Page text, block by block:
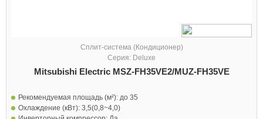
Сплит-система (Кондиционер)
Серия: Deluxe
Mitsubishi Electric MSZ-FH35VE2/MUZ-FH35VE
Рекомендуемая площадь (м²): до 35
Охлаждение (кВт): 3,5(0,8~4,0)